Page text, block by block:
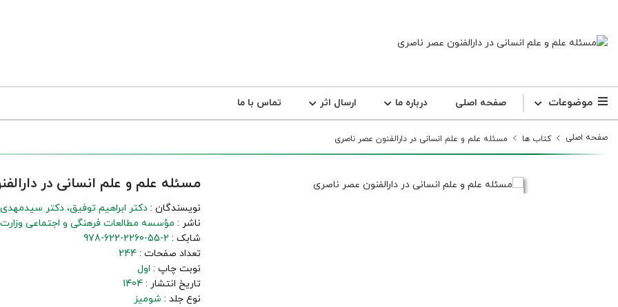
موضوعات صفحه اصلی درباره ما ارسال اثر تماس با ما
صفحه اصلی کتاب ها مسئله علم و علم انسانی در دارالفنون عصر ناصری
مسئله علم و علم انسانی در
نویسندگان : دکتر ابراهیم توفیق دکتر
ناشر : مؤسسه مطالعات فرهنگی و اجتماعی
شابک : 978-622-2260-55-2
تعداد صفحات : 244
نوبت چاپ : اول
تاریخ انتشار : 1404
نوع جلد : شومیز